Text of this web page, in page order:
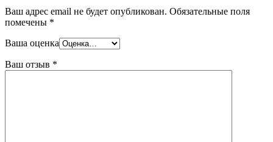
Ваш адрес email не будет опубликован. Обязательные поля
помечены *
Ваша оценка
Ваш отзыв *